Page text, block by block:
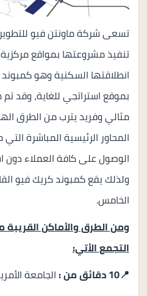
تسعى شركة ماونتن فيو للتطوير
تنفيذ مشروعتها بمواقع
انطلاقتها السكنية وهو
بموقع استراتجي للغاية، وقد
مثالي وفريد يترب من الطرق
المحاور الرئيسية المباشرة
الوصول على كافة العملاء دون
ولذلك يقع كمبوند كريك فيو
الخامس.
ومن الطرق والأماكن
التجمع الأتي:
📍10 دقائق من :
الجامعة